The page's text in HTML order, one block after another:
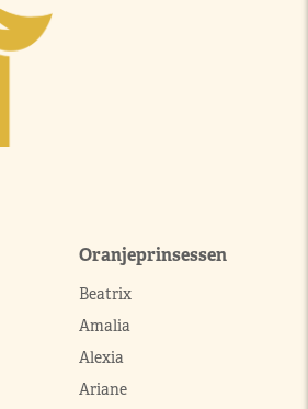
Oranjeprinsessen
Beatrix
Amalia
Alexia
Ariane